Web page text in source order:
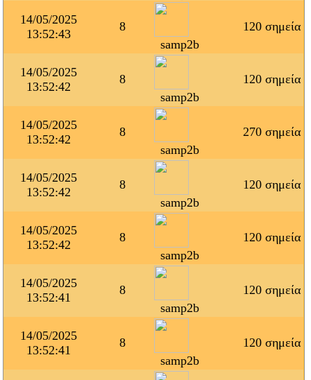
14/05/2025
13:52:43
8
samp2b
120 σημεία
14/05/2025
13:52:42
8
samp2b
120 σημεία
14/05/2025
13:52:42
8
samp2b
270 σημεία
14/05/2025
13:52:42
8
samp2b
120 σημεία
14/05/2025
13:52:42
8
samp2b
120 σημεία
14/05/2025
13:52:41
8
samp2b
120 σημεία
14/05/2025
13:52:41
8
samp2b
120 σημεία